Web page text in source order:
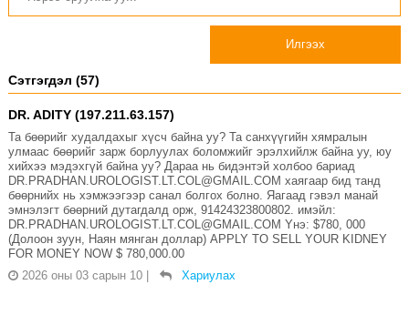
Илгээх
Сэтгэгдэл (57)
DR. ADITY (197.211.63.157)
Та бөөрийг худалдахыг хүсч байна уу? Та санхүүгийн хямралын
улмаас бөөрийг зарж борлуулах боломжийг эрэлхийлж байна уу, юу
хийхээ мэдэхгүй байна уу? Дараа нь бидэнтэй холбоо бариад
DR.PRADHAN.UROLOGIST.LT.COL@GMAIL.COM хаягаар бид танд
бөөрнийх нь хэмжээгээр санал болгох болно. Яагаад гэвэл манай
эмнэлэгт бөөрний дутагдалд орж, 91424323800802. имэйл:
DR.PRADHAN.UROLOGIST.LT.COL@GMAIL.COM Yнэ: $780, 000
(Долоон зуун, Наян мянган доллар) APPLY TO SELL YOUR KIDNEY
FOR MONEY NOW $ 780,000.00
2026 оны 03 сарын 10
Хариулах